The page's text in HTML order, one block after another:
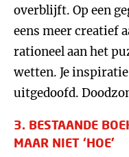
overblijft. Op een
eens meer creatief
rationeel aan het
wetten. Je
uitgedoofd.
3. BESTAANDE
MAAR NIET ‘HOE'